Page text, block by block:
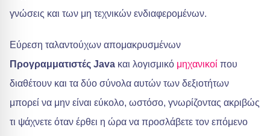
γνώσεις και των μη τεχνικών ενδιαφερομένων.
Εύρεση ταλαντούχων απομακρυσμένων
Προγραμματιστές Java και λογισμικό μηχανικοί που
διαθέτουν και τα δύο σύνολα αυτών των δεξιοτήτων
μπορεί να μην είναι εύκολο, ωστόσο, γνωρίζοντας ακριβώς
τι ψάχνετε όταν έρθει η ώρα να προσλάβετε τον επόμενο